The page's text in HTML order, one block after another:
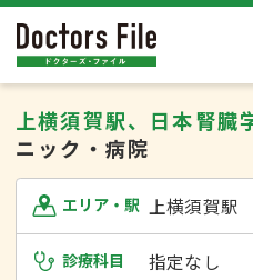
上横須賀駅、日本腎臓
ニック・病院
エリア・駅 上横須賀駅
診療科目 指定なし